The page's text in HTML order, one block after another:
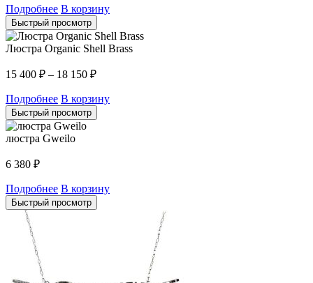
Подробнее В корзину
Быстрый просмотр
Люстра Organic Shell Brass
15 400 ₽ – 18 150 ₽
Подробнее В корзину
Быстрый просмотр
люстра Gweilo
6 380 ₽
Подробнее В корзину
Быстрый просмотр